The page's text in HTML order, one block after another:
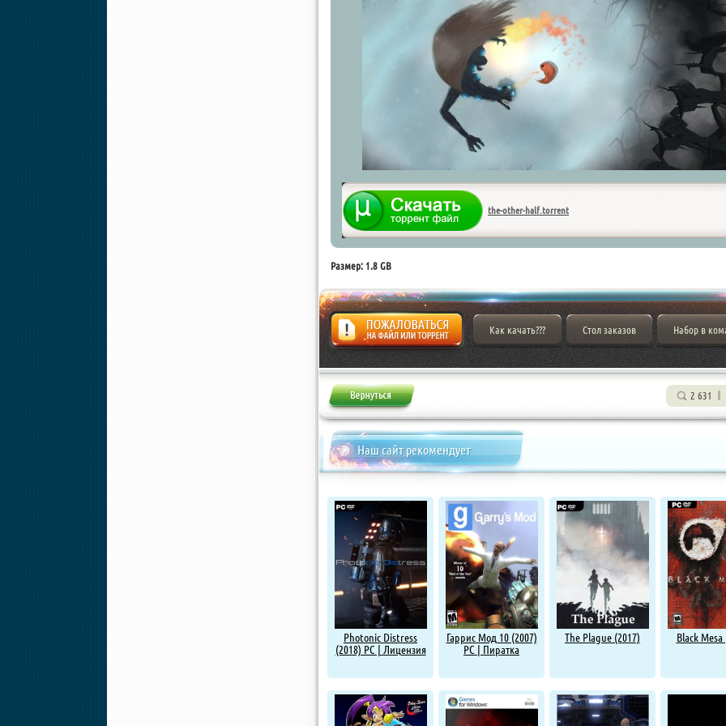
the-other-half.torrent
Размер: 1.8 GB
Жалоба
Как качать??? Стол заказов Набор в
2 631
Наш сайт рекомендует
Photonic Distress
(2018) PC | Лицензия
Гаррис Мод 10 (2007)
PC | Пиратка
The Plague (2017) Black Mesa